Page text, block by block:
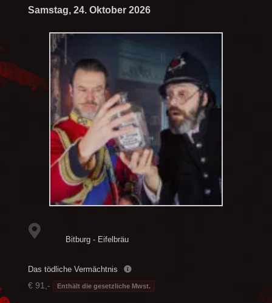
Samstag, 24. Oktober 2026
Bitburg - Eifelbräu
Das tödliche Vermächtnis
€ 91,- Enthält die gesetzliche Mwst.